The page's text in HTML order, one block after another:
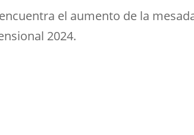
el aumento de la
2024.